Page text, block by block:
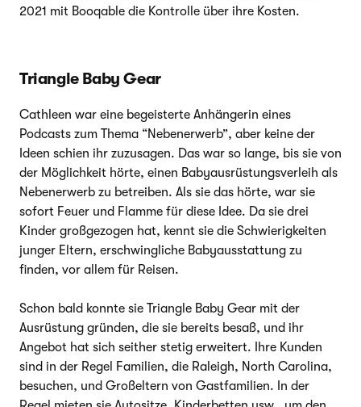
2021 mit Booqable die Kontrolle über ihre Kosten.
Triangle Baby Gear
Cathleen war eine begeisterte Anhängerin eines
Podcasts zum Thema “Nebenerwerb”, aber keine der
Ideen schien ihr zuzusagen. Das war so lange, bis sie von
der Möglichkeit hörte, einen Babyausrüstungsverleih als
Nebenerwerb zu betreiben. Als sie das hörte, war sie
sofort Feuer und Flamme für diese Idee. Da sie drei
Kinder großgezogen hat, kennt sie die Schwierigkeiten
junger Eltern, erschwingliche Babyausstattung zu
finden, vor allem für Reisen.
Schon bald konnte sie Triangle Baby Gear mit der
Ausrüstung gründen, die sie bereits besaß, und ihr
Angebot hat sich seither stetig erweitert. Ihre Kunden
sind in der Regel Familien, die Raleigh, North Carolina,
besuchen, und Großeltern von Gastfamilien. In der